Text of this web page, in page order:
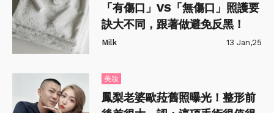
「有傷口」VS「無傷口」照護要
訣大不同，跟著做避免反黑！
Milk 13 Jan,25
美妝
鳳梨老婆歐菈舊照曝光！整形前